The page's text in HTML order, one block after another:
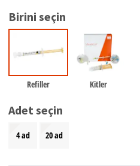
Birini seçin
Refiller Kitler
Adet seçin
4 ad 20 ad